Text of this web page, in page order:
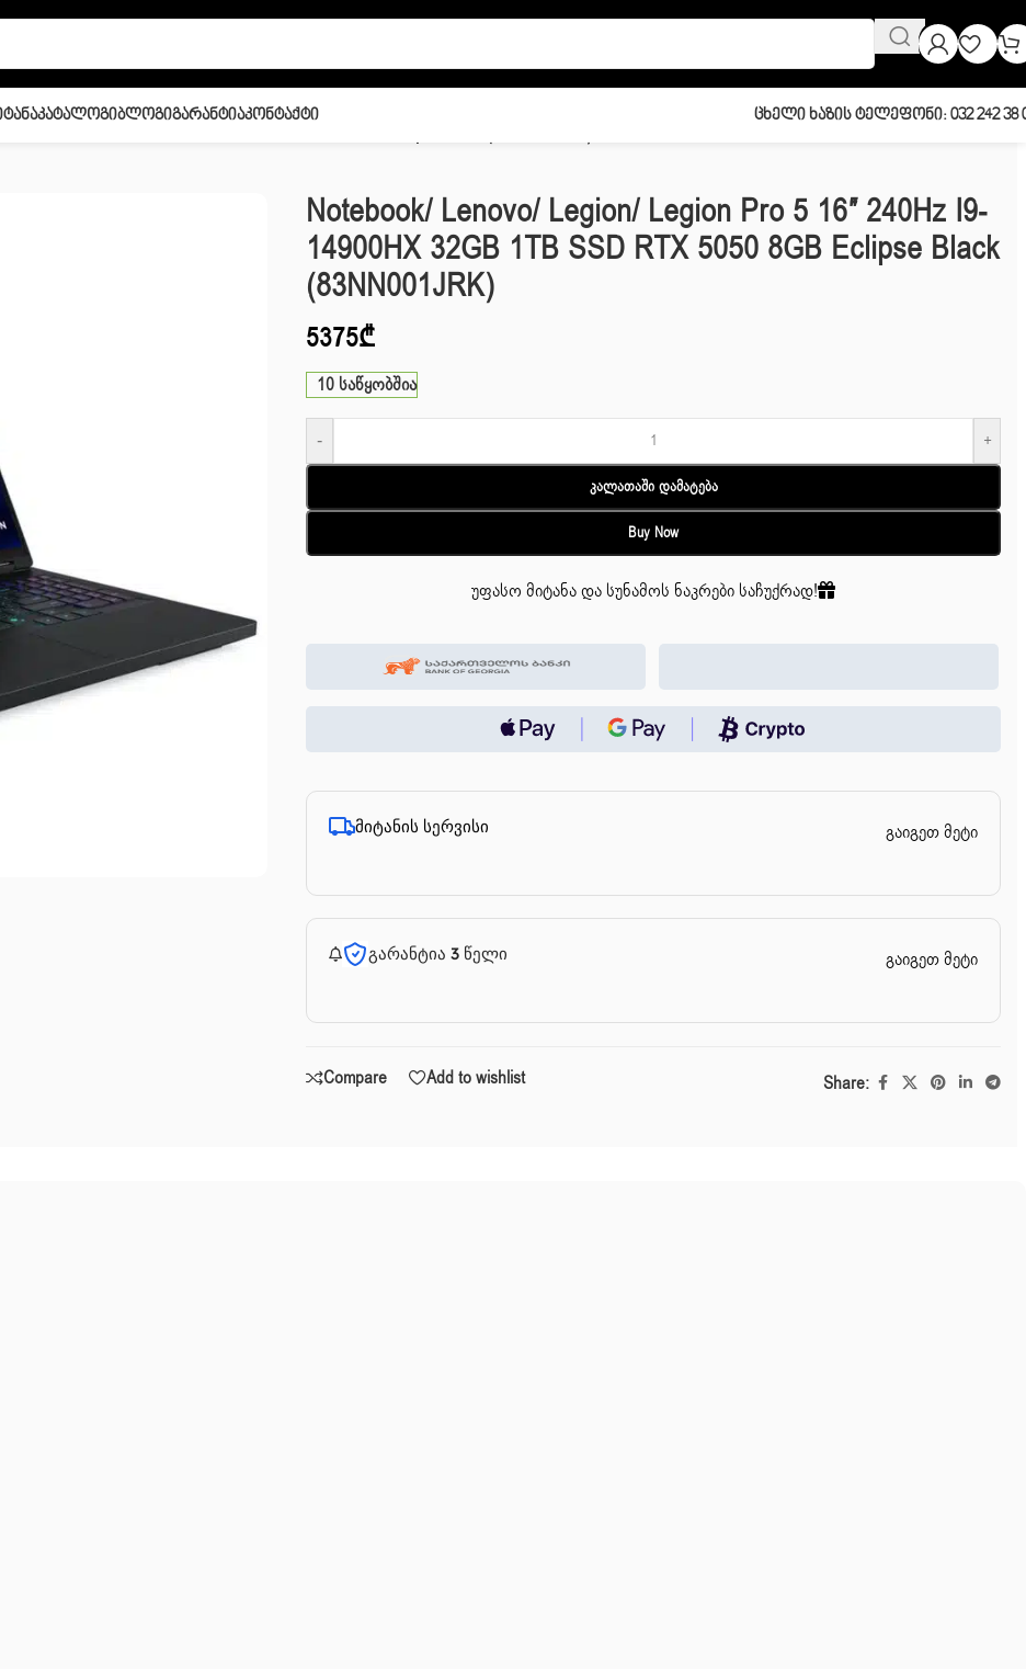
ᲙატალოგიᲑლოგიᲒარანტიაᲙონტაქტი Ცხელი Ხაზის Ტელეფონი: 032 242 38
Notebook/ Lenovo/ Legion/ Legion Pro 5 16″ 240Hz I9-
14900HX 32GB 1TB SSD RTX 5050 8GB Eclipse Black
(83NN001JRK)
5375₾
10 საწყობშია
- +
Კალათაში Დამატება
Buy Now
უფასო მიტანა და სუნამოს ნაკრები საჩუქრად!
მიტანის სერვისი გაიგეთ მეტი
გარანტია 3 წელი გაიგეთ მეტი
Compare Add to wishlist Share: